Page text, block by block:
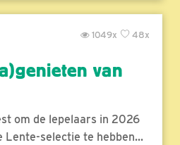
48x
1049x
van
om de lepelaars in 2026
Lente-selectie te hebben...